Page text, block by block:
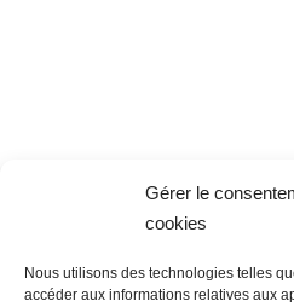
Gérer le
cookies
Nous utilisons des technologies telles
accéder aux informations relatives aux